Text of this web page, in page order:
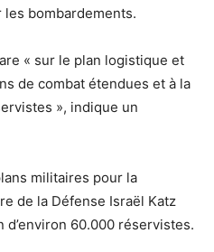
bombardements.
« sur le plan logistique et
de combat étendues et à la
», indique un
militaires pour la
de la Défense Israël Katz
60.000 réservistes.